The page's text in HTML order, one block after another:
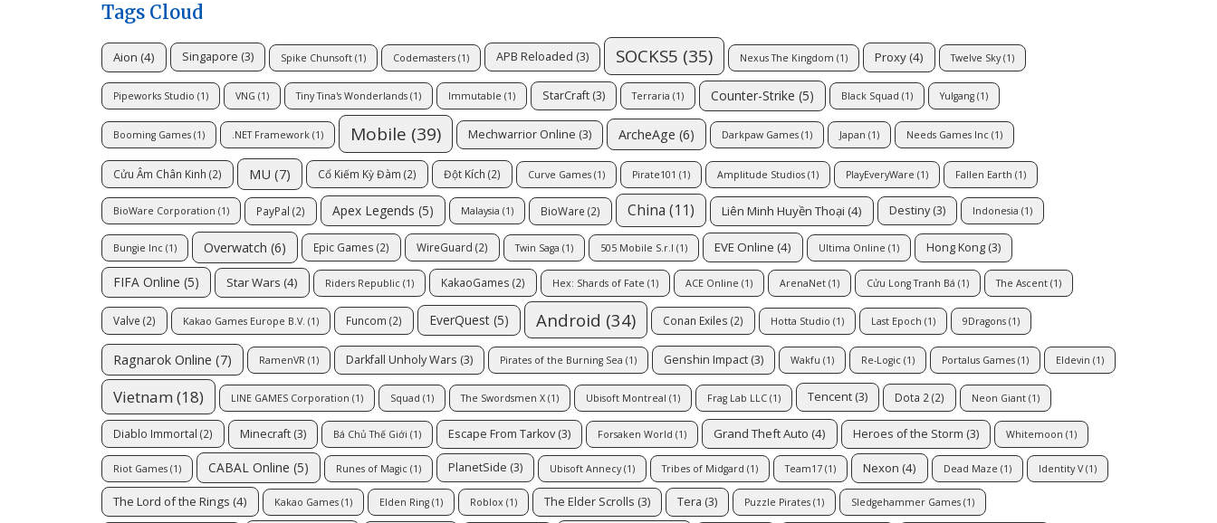
Tags Cloud
Aion (4) Singapore (3) Spike Chunsoft (1) Codemasters (1) APB Reloaded (3) SOCKS5 (35) Nexus The Kingdom (1) Proxy (4) Twelve Sky(1)
Pipeworks Studio (1) VNG (1) Tiny Tina's Wonderlands (1) Immutable (1) StarCraft (3) Terraria (1) Counter-Strike (5) Black Squad (1) Yulgang (1)
Booming Games (1) .NET Framework (1) Mobile (39) Mechwarrior Online (3) ArcheAge (6) Darkpaw Games (1) Japan (1) Needs Games Inc (1)
Cửu Âm Chân Kinh (2) MU (7) Cổ Kiếm Kỳ Đàm (2) Đột Kích (2) Curve Games (1) Pirate101 (1) Amplitude Studios (1) PlayEveryWare (1) Fallen Earth (1)
BioWare Corporation (1) PayPal (2) Apex Legends (5) Malaysia (1) BioWare (2) China (11) Liên Minh Huyền Thoại (4) Destiny(3) Indonesia (1)
Bungie Inc (1) Overwatch (6) Epic Games (2) WireGuard (2) Twin Saga (1) 505 Mobile S.r.l (1) EVE Online (4) Ultima Online (1) Hong Kong (3)
FIFA Online (5) Star Wars (4) Riders Republic (1) KakaoGames (2) Hex: Shards of Fate (1) ACE Online (1) ArenaNet (1) Cửu Long Tranh Bá (1) The Ascent (1)
Valve (2) Kakao Games Europe B.V. (1) Funcom (2) EverQuest (5) Android (34) Conan Exiles (2) Hotta Studio (1) Last Epoch (1) 9Dragons (1)
Ragnarok Online (7) RamenVR (1) Darkfall Unholy Wars (3) Pirates of the Burning Sea (1) Genshin Impact (3) Wakfu (1) Re-Logic (1) Portalus Games (1) Eldevin (1)
Vietnam (18) LINE GAMES Corporation (1) Squad (1) The Swordsmen X (1) Ubisoft Montreal (1) Frag Lab LLC (1) Tencent (3) Dota 2 (2) Neon Giant (1)
Diablo Immortal (2) Minecraft (3) Bá Chủ Thế Giới (1) Escape From Tarkov (3) Forsaken World (1) Grand Theft Auto (4) Heroes of the Storm (3) Whitemoon (1)
Riot Games (1) CABAL Online (5) Runes of Magic (1) PlanetSide (3) Ubisoft Annecy(1) Tribes of Midgard (1) Team17 (1) Nexon (4) Dead Maze (1) Identity V(1)
The Lord of the Rings (4) Kakao Games (1) Elden Ring (1) Roblox (1) The Elder Scrolls (3) Tera (3) Puzzle Pirates (1) Sledgehammer Games (1)